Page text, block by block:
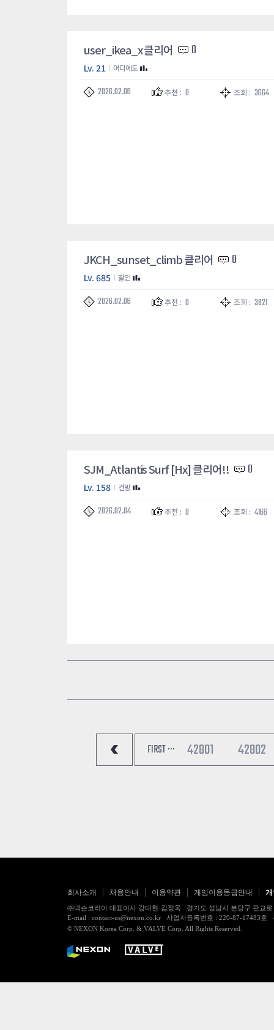
user_ikea_x 클리어 0
Lv. 21 어디에도
2026.02.06 추천 : 0 조회 : 3664
JKCH_sunset_climb 클리어 0
Lv. 685 딸인
2026.02.06 추천 : 0 조회 : 3821
SJM_Atlantis Surf [Hx] 클리어!! 0
Lv. 158 건방
2026.02.04 추천 : 0 조회 : 4166
FIRST ··· 42801 42802
회사소개 채용안내 이용약관 게임이용등급안내
㈜넥슨코리아 대표이사 강대현·김정욱 경기도 성남시 분당구 판교
E-mail : contact-us@nexon.co.kr 사업자등록번호 : 220-87-17483
© NEXON Korea Corp. & VALVE Corp. All Rights Reserved.